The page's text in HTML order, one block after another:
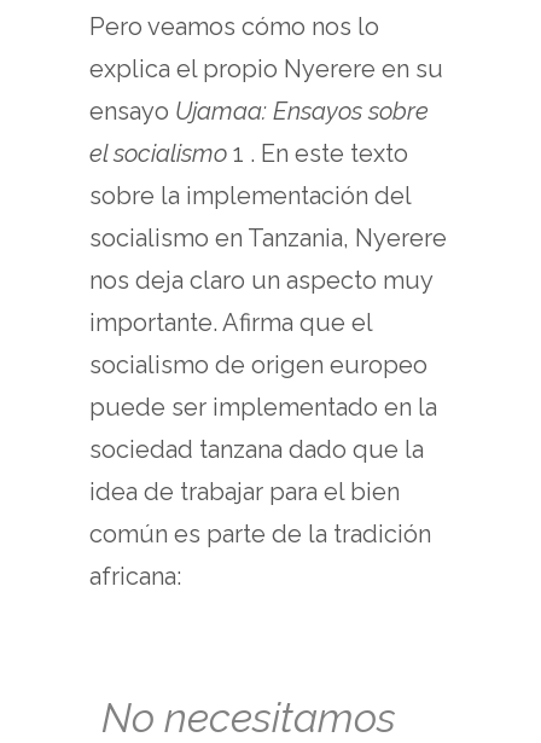
Pero veamos cómo nos lo
explica el propio Nyerere en su
ensayo Ujamaa: Ensayos sobre
el socialismo 1 . En este texto
sobre la implementación del
socialismo en Tanzania, Nyerere
nos deja claro un aspecto muy
importante. Afirma que el
socialismo de origen europeo
puede ser implementado en la
sociedad tanzana dado que la
idea de trabajar para el bien
común es parte de la tradición
africana:
No necesitamos